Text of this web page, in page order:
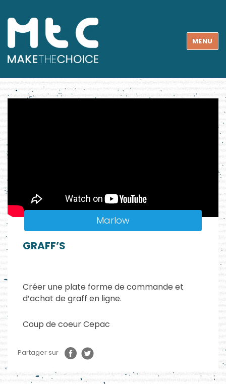
MENU
Marlow
GRAFF’S
Créer une plate forme de commande et
d’achat de graff en ligne.
Coup de coeur Cepac
Partager sur